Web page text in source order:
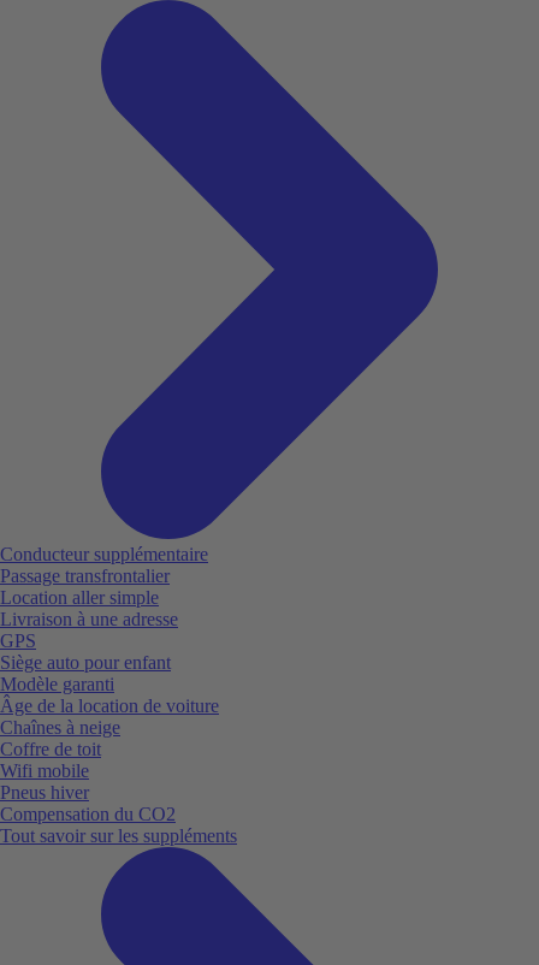
Conducteur supplémentaire
Passage transfrontalier
Location aller simple
Livraison à une adresse
GPS
Siège auto pour enfant
Modèle garanti
Âge de la location de voiture
Chaînes à neige
Coffre de toit
Wifi mobile
Pneus hiver
Compensation du CO2
Tout savoir sur les suppléments